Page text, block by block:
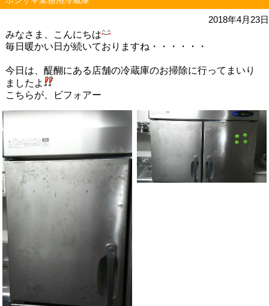
2018年4月23日
みなさま、こんにちは
毎日暖かい日が続いておりますね・・・・・・
今日は、醍醐にある店舗の冷蔵庫のお掃除に行ってまいり
ましたよ
こちらが、ビフォアー